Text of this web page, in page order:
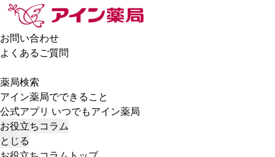
お問い合わせ
よくあるご質問
薬局検索
アイン薬局でできること
公式アプリ いつでもアイン薬局
お役立ちコラム
とじる